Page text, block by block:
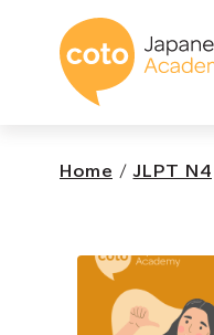
コトア
Home /JLPT N4